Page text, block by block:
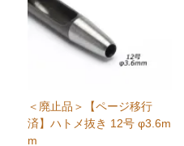
＜廃止品＞【ページ移行
済】ハトメ抜き 12号 φ3.6m
m